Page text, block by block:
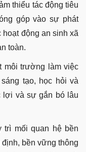
thiểu tác động tiêu
góp vào sự phát
hoạt động an sinh xã
toàn.
môi trường làm việc
tạo, học hỏi và
lợi và sự gắn bó lâu
mối quan hệ bền
bền vững thông